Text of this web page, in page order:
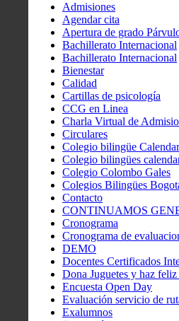
Admisiones
Agendar cita
Apertura de grado
Bachillerato Internacional
Bachillerato Internacional
Bienestar
Calidad
Cartillas de psicología
CCG en Linea
Charla Virtual de
Circulares
Colegio bilingüe
Colegio bilingües
Colegio Colombo Gales
Colegios Bilingües
Contacto
CONTINUAMOS
Cronograma
Cronograma de
DEMO
Docentes Certificados
Dona Juguetes y haz
Encuesta Open Day
Evaluación servicio de
Exalumnos